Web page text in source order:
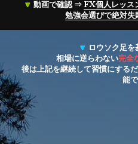
🔽 動画で確認 ⇒ FX個人レッス
勉強会選びで絶対失
🔽 ロウソク足を
相場に逆らわない完全
後は上記を継続して習慣にする
能